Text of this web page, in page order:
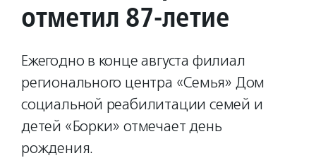
отметил 87-летие
Ежегодно в конце августа филиал
регионального центра «Семья» Дом
социальной реабилитации семей и
детей «Борки» отмечает день
рождения.